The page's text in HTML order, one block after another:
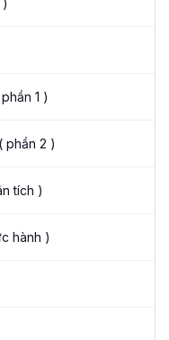
1 )
phần 2 )
tích )
hành )